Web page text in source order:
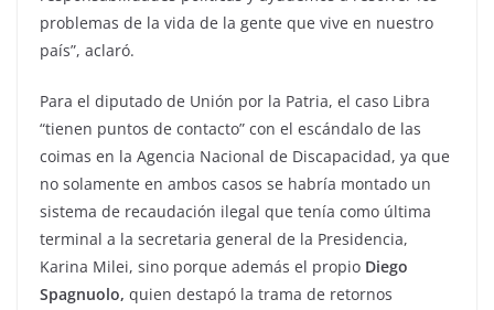
problemas de la vida de la gente que vive en nuestro
país”, aclaró.
Para el diputado de Unión por la Patria, el caso Libra
“tienen puntos de contacto” con el escándalo de las
coimas en la Agencia Nacional de Discapacidad, ya que
no solamente en ambos casos se habría montado un
sistema de recaudación ilegal que tenía como última
terminal a la secretaria general de la Presidencia,
Karina Milei, sino porque además el propio Diego
Spagnuolo, quien destapó la trama de retornos